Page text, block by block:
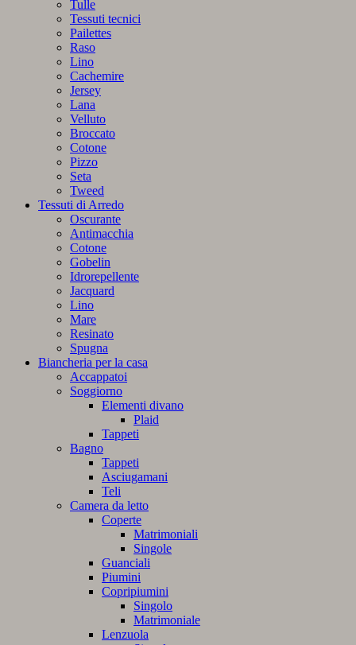
Tulle
Tessuti tecnici
Pailettes
Raso
Lino
Cachemire
Jersey
Lana
Velluto
Broccato
Cotone
Pizzo
Seta
Tweed
Tessuti di Arredo
Oscurante
Antimacchia
Cotone
Gobelin
Idrorepellente
Jacquard
Lino
Mare
Resinato
Spugna
Biancheria per la casa
Accappatoi
Soggiorno
Elementi divano
Plaid
Tappeti
Bagno
Tappeti
Asciugamani
Teli
Camera da letto
Coperte
Matrimoniali
Singole
Guanciali
Piumini
Copripiumini
Singolo
Matrimoniale
Lenzuola